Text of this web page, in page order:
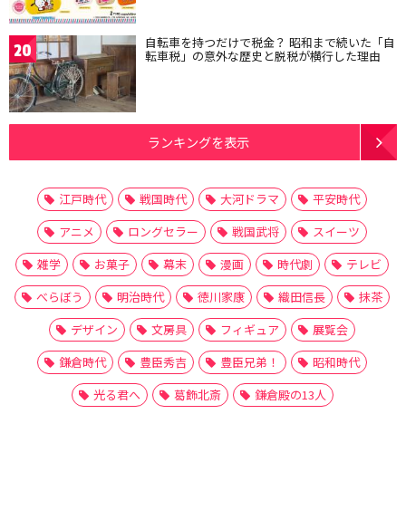
20 自転車を持つだけで税金？ 昭和まで続いた「自
転車税」の意外な歴史と脱税が横行した理由
ランキングを表示
江戸時代 戦国時代 大河ドラマ
平安時代
アニメ
ロングセラー 戦国武将
スイーツ
雑学
お菓子 幕末 漫画 時代劇
テレビ
べらぼう
明治時代 徳川家康 織田信長
抹茶
デザイン
文房具 フィギュア
展覧会
鎌倉時代
豊臣秀吉 豊臣兄弟！
昭和時代
光る君へ
葛飾北斎 鎌倉殿の13人